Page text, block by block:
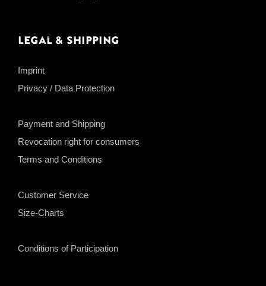
Legal & Shipping
Imprint
Privacy / Data Protection
Payment and Shipping
Revocation right for consumers
Terms and Conditions
Customer Service
Size-Charts
Conditions of Participation